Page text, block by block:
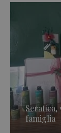
famiglia